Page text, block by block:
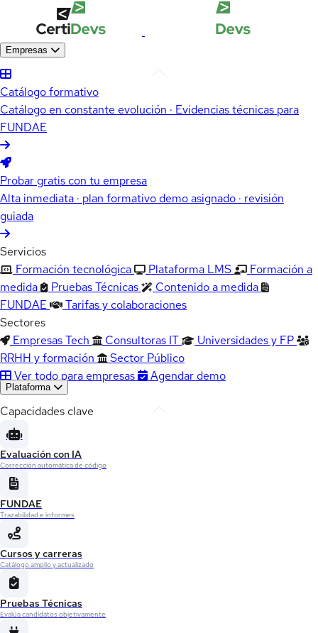
Empresas
Catálogo formativo
Catálogo en constante evolución · Evidencias técnicas para
FUNDAE
Probar gratis con tu empresa
Alta inmediata · plan formativo demo asignado · revisión
guiada
Servicios
Formación tecnológica
Plataforma LMS
Formación a
medida
Pruebas Técnicas
Contenido a medida
FUNDAE
Tarifas y colaboraciones
Sectores
Empresas Tech
Consultoras IT
Universidades y FP
RRHH y formación
Sector Público
Ver todo para empresas
Agendar demo
Plataforma
Capacidades clave
Evaluación con IA
Corrección automática de código
FUNDAE
Trazabilidad e informes
Cursos y carreras
Catálogo amplio y actualizado
Pruebas Técnicas
Evalúa candidatos objetivamente